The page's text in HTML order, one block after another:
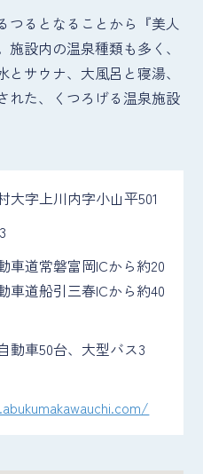
つるとなることから『美人
設内の温泉種類も多く、
サウナ、大風呂と寝湯、
れた、くつろげる温泉施設
大字上川内字小山平501
車道常磐富岡ICから約20
車道船引三春ICから約40
動車50台、大型バス3